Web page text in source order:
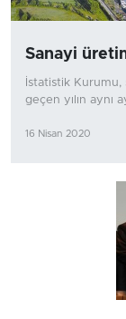
Sanayi
İstatistik
geçen yılın aynı
16 Nisan 2020